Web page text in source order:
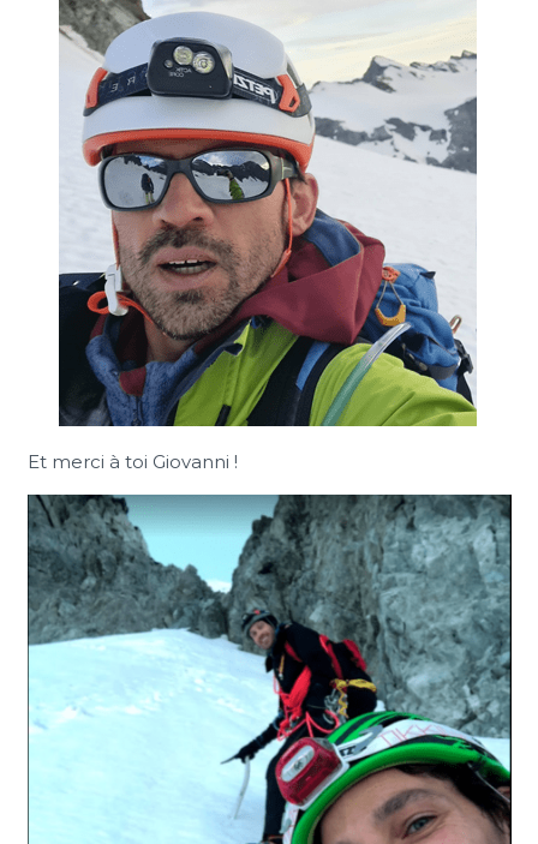
Et merci à toi Giovanni !